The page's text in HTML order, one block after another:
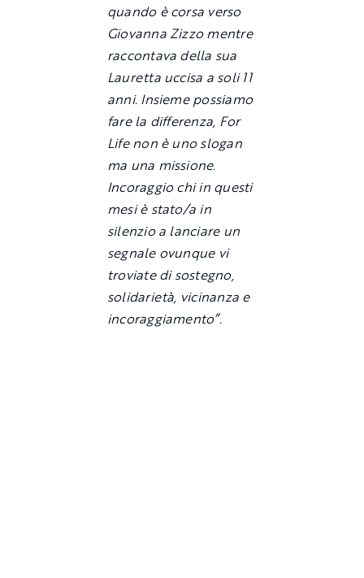
quando è corsa verso
Giovanna Zizzo mentre
raccontava della sua
Lauretta uccisa a soli 11
anni. Insieme possiamo
fare la differenza, For
Life non è uno slogan
ma una missione.
Incoraggio chi in questi
mesi è stato/a in
silenzio a lanciare un
segnale ovunque vi
troviate di sostegno,
solidarietà, vicinanza e
incoraggiamento”.